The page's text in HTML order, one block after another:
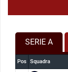
SERIE A
Pos Squadra